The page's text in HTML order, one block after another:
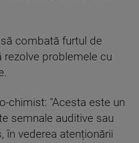
combată furtul de
rezolve problemele cu
chimist: "Acesta este un
semnale auditive sau
în vederea atenționării